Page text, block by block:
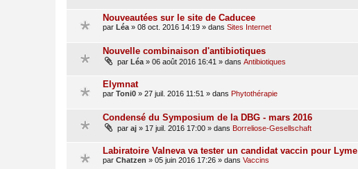
Nouveautées sur le site de Caducee
par Léa » 08 oct. 2016 14:19 » dans Sites Internet
Nouvelle combinaison d'antibiotiques
par Léa » 06 août 2016 16:41 » dans Antibiotiques
Elymnat
par Toni0 » 27 juil. 2016 11:51 » dans Phytothérapie
Condensé du Symposium de la DBG - mars 2016
par aj » 17 juil. 2016 17:00 » dans Borreliose-Gesellschaft
Labiratoire Valneva va tester un candidat vaccin pour Lyme
par Chatzen » 05 juin 2016 17:26 » dans Vaccins